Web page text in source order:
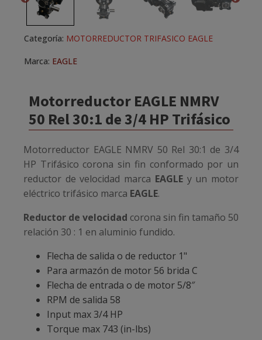
Motorreductor EAGLE NMRV
50 Rel 30:1 de 3/4 HP Trifásico
Motorreductor EAGLE NMRV 50 Rel 30:1 de 3/4
HP Trifásico corona sin fin conformado por un
reductor de velocidad marca EAGLEy un motor
eléctrico trifásico marca EAGLE.
Reductor de velocidad corona sin fin tamaño 50
relación 30 : 1 en aluminio fundido.
Flecha de salida o de reductor 1"
Para armazón de motor 56 brida C
Flecha de entrada o de motor 5/8″
RPM de salida 58
Input max 3/4 HP
Torque max 743 (in-lbs)
Categoría: MOTORREDUCTOR TRIFASICO EAGLE
Marca: EAGLE